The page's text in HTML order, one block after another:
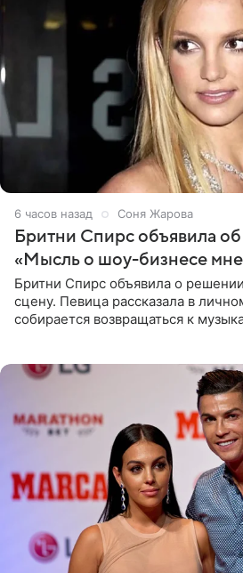
6 часов назад Соня Жарова
Бритни Спирс объявила
«Мысль о шоу-бизнесе
Бритни Спирс объявила о
сцену. Певица рассказала в
собирается возвращаться к